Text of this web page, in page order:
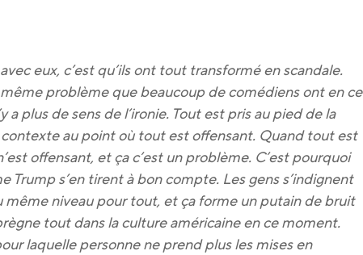
eux, c’est qu’ils ont tout transformé en scandale.
même problème que beaucoup de comédiens ont en ce
a plus de sens de l’ironie. Tout est pris au pied de la
au point où tout est offensant. Quand tout est
offensant, et ça c’est un problème. C’est pourquoi
Trump s’en tirent à bon compte. Les gens s’indignent
même niveau pour tout, et ça forme un putain de bruit
tout dans la culture américaine en ce moment.
laquelle personne ne prend plus les mises en